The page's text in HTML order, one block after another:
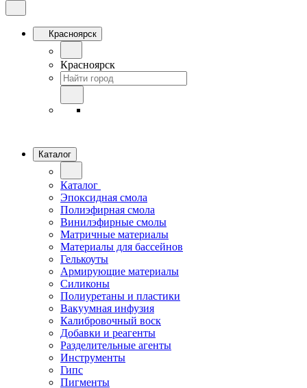
Красноярск
Красноярск
Каталог
Каталог
Эпоксидная смола
Полиэфирная смола
Винилэфирные смолы
Матричные материалы
Материалы для бассейнов
Гелькоуты
Армирующие материалы
Силиконы
Полиуретаны и пластики
Вакуумная инфузия
Калибровочный воск
Добавки и реагенты
Разделительные агенты
Инструменты
Гипс
Пигменты